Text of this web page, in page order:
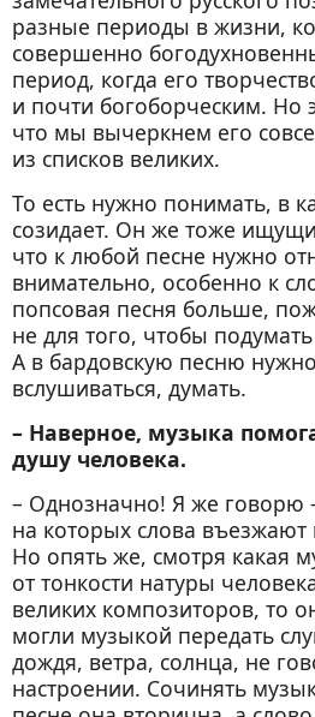
разные периоды в жизни,
совершенно
период, когда его
и почти богоборческим. Но
что мы вычеркнем его
из списков великих.
То есть нужно понимать, в
созидает. Он же тоже
что к любой песне нужно
внимательно, особенно к
попсовая песня больше,
не для того, чтобы
А в бардовскую песню
вслушиваться, думать.
– Наверное, музыка
душу человека.
– Однозначно! Я же говорю
на которых слова
Но опять же, смотря какая
от тонкости натуры
великих композиторов, то
могли музыкой передать
дождя, ветра, солнца, не
настроении. Сочинять